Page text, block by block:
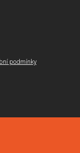
podmínky